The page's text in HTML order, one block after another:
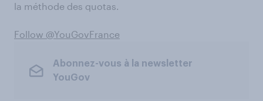
la méthode des quotas.
Follow @YouGovFrance
Abonnez-vous à la newsletter
YouGov